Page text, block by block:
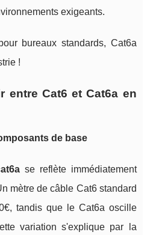
exigeants.
bureaux standards, Cat6a
!
entre Cat6 et Cat6a en
de base
se reflète immédiatement
mètre de câble Cat6 standard
tandis que le Cat6a oscille
variation s'explique par la